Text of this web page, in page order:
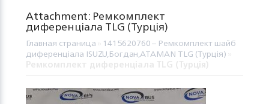
Attachment: Ремкомплект
диференціала TLG (Турція)
Главная страница 1415620760 – Ремкомплект шайб
диференціала ISUZU,Богдан,ATAMAN TLG (Турція)